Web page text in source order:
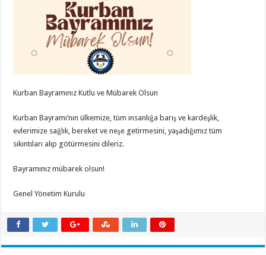
Kurban Bayramınız Kutlu ve Mübarek Olsun
Kurban Bayramı’nın ülkemize, tüm insanlığa barış ve kardeşlik,
evlerimize sağlık, bereket ve neşe getirmesini, yaşadığımız tüm
sıkıntıları alıp götürmesini dileriz.
Bayramınız mübarek olsun!
Genel Yönetim Kurulu